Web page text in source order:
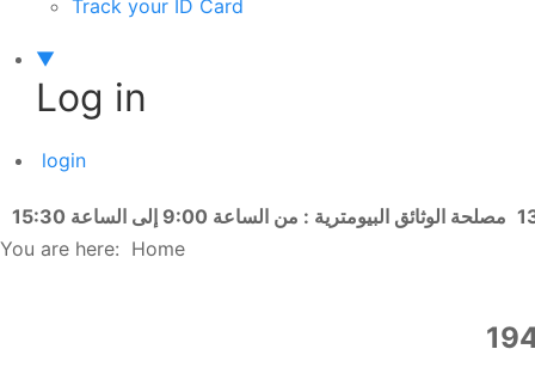
Track your ID Card
▼
Log in
login
مصلحة الوثائق البيومترية : من الساعة 9:00 إلى الساعة 15:30
You are here: Home